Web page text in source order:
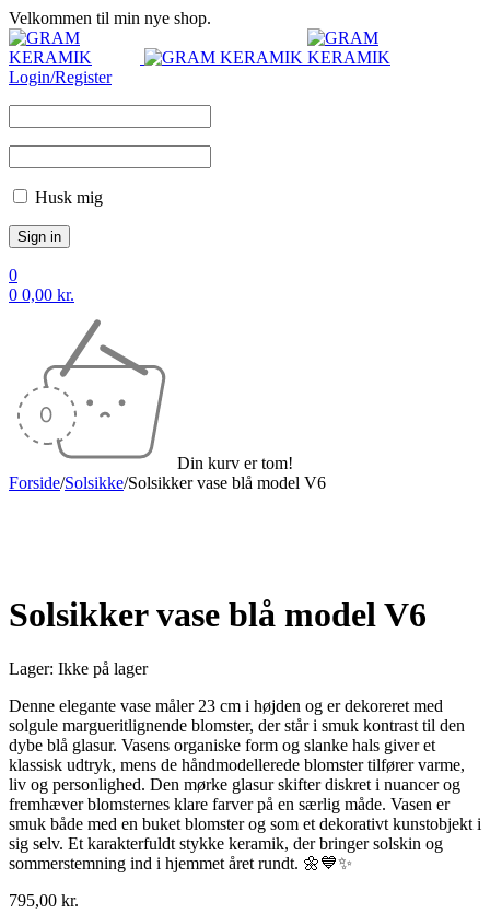
Velkommen til min nye shop.
Login/Register
Husk mig
0
0 0,00 kr.
Din kurv er tom!
Forside/Solsikke/Solsikker vase blå model V6
Solsikker vase blå model V6
Lager: Ikke på lager
Denne elegante vase måler 23 cm i højden og er dekoreret med
solgule margueritlignende blomster, der står i smuk kontrast til den
dybe blå glasur. Vasens organiske form og slanke hals giver et
klassisk udtryk, mens de håndmodellerede blomster tilfører varme,
liv og personlighed. Den mørke glasur skifter diskret i nuancer og
fremhæver blomsternes klare farver på en særlig måde. Vasen er
smuk både med en buket blomster og som et dekorativt kunstobjekt i
sig selv. Et karakterfuldt stykke keramik, der bringer solskin og
sommerstemning ind i hjemmet året rundt. 🌼💙✨
795,00 kr.